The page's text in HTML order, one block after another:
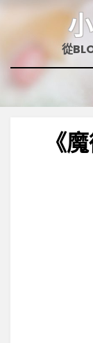
從
《